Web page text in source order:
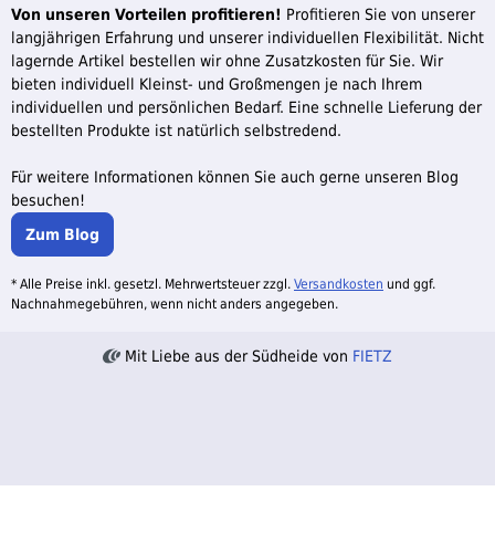
Von unseren Vorteilen profitieren! Profitieren Sie von unserer
langjährigen Erfahrung und unserer individuellen Flexibilität. Nicht
lagernde Artikel bestellen wir ohne Zusatzkosten für Sie. Wir
bieten individuell Kleinst- und Großmengen je nach Ihrem
individuellen und persönlichen Bedarf. Eine schnelle Lieferung der
bestellten Produkte ist natürlich selbstredend.
Für weitere Informationen können Sie auch gerne unseren Blog
besuchen!
Zum Blog
* Alle Preise inkl. gesetzl. Mehrwertsteuer zzgl. Versandkosten und ggf.
Nachnahmegebühren, wenn nicht anders angegeben.
Mit Liebe aus der Südheide von FIETZ